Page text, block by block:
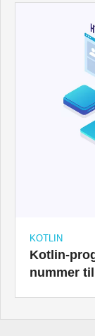
KOTLIN
Kotlin-
nummer